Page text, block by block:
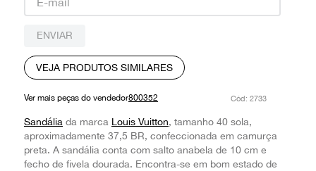
ENVIAR
VEJA PRODUTOS SIMILARES
Ver mais peças do vendedor800352 : 2733
Sandália da marca Louis Vuitton, tamanho 40 sola,
aproximadamente 37,5 BR, confeccionada em camurça
preta. A sandália conta com salto anabela de 10 cm e
fecho de fivela dourada. Encontra-se em bom estado de
louis vuitton